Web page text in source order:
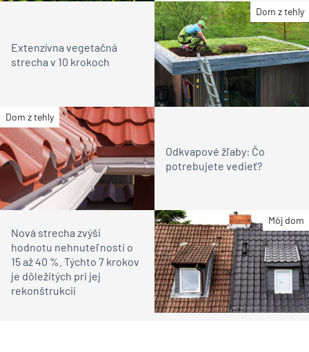
Dom z tehly
Extenzívna vegetačná
strecha v 10 krokoch
Dom z tehly
Odkvapové žľaby: Čo
potrebujete vedieť?
Môj dom
Nová strecha zvýši
hodnotu nehnuteľnosti o
15 až 40 %. Týchto 7 krokov
je dôležitých pri jej
rekonštrukcii